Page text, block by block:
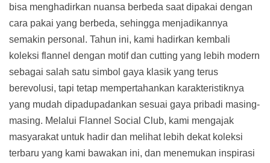
bisa menghadirkan nuansa berbeda saat dipakai dengan
cara pakai yang berbeda, sehingga menjadikannya
semakin personal. Tahun ini, kami hadirkan kembali
koleksi flannel dengan motif dan cutting yang lebih modern
sebagai salah satu simbol gaya klasik yang terus
berevolusi, tapi tetap mempertahankan karakteristiknya
yang mudah dipadupadankan sesuai gaya pribadi masing-
masing. Melalui Flannel Social Club, kami mengajak
masyarakat untuk hadir dan melihat lebih dekat koleksi
terbaru yang kami bawakan ini, dan menemukan inspirasi